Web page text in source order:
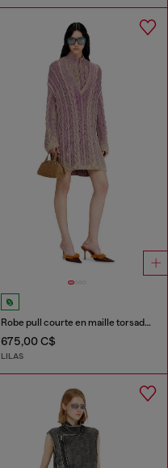
Robe pull courte en maille torsadée
675,00 C$
LILAS